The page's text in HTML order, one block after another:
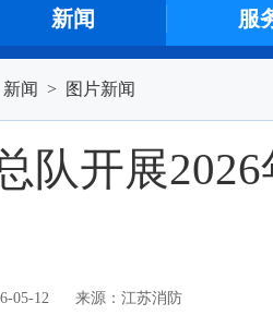
新闻 服
新闻 > 图片新闻
队开展
05-12 来源：江苏消防